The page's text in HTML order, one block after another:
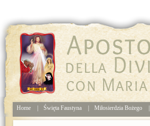
Home Święta Faustyna Miłosierdzia Bożego